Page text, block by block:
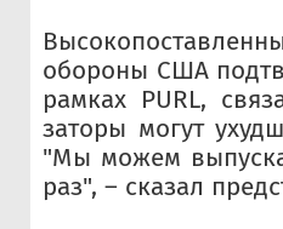
обороны США
рамках PURL,
заторы могут
"Мы можем
раз", – сказал